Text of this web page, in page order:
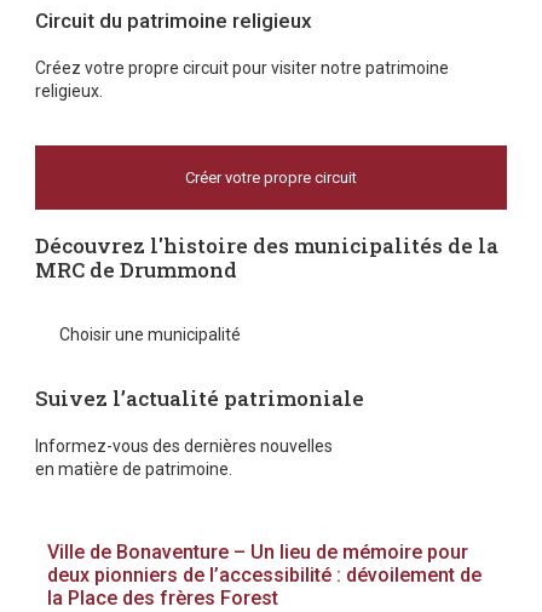
Circuit du patrimoine religieux
Créez votre propre circuit pour visiter notre patrimoine
religieux.
Créer votre propre circuit
Découvrez l'histoire des municipalités de la
MRC de Drummond
Choisir une municipalité
Suivez l’actualité patrimoniale
Informez-vous des dernières nouvelles
en matière de patrimoine.
Ville de Bonaventure – Un lieu de mémoire pour
deux pionniers de l’accessibilité : dévoilement de
la Place des frères Forest